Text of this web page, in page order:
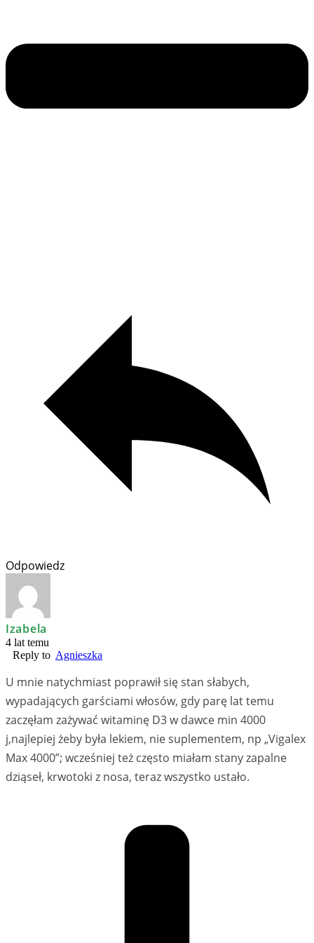
Odpowiedz
Izabela
4 lat temu
Reply to Agnieszka
U mnie natychmiast poprawił się stan słabych,
wypadających garściami włosów, gdy parę lat temu
zaczęłam zażywać witaminę D3 w dawce min 4000
j,najlepiej żeby była lekiem, nie suplementem, np „Vigalex
Max 4000”; wcześniej też często miałam stany zapalne
dziąseł, krwotoki z nosa, teraz wszystko ustało.